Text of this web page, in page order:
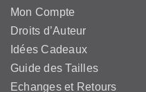
Mon Compte
Droits d’Auteur
Idées Cadeaux
Guide des Tailles
Echanges et Retours